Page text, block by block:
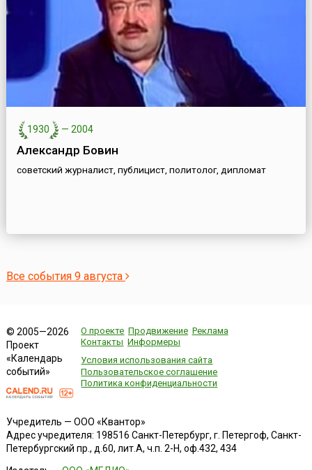
1930 — 2004
Александр Бовин
советский журналист, публицист, политолог, дипломат
Все события 9 августа
© 2005—2026
Проект
«Календарь
событий»
О проекте Продвижение Реклама
Контакты Информеры
Условия использования сайта
Пользовательское соглашение
Политика конфиденциальности
Учредитель — ООО «Квантор»
Адрес учредителя: 198516 Санкт-Петербург, г. Петергоф, Санкт-
Петербургский пр., д.60, лит.А, ч.п. 2-Н, оф.432, 434